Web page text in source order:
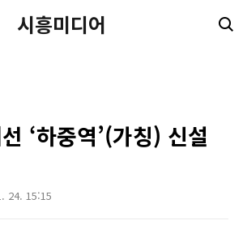
시흥미디어
‘하중역’(가칭) 신설
24. 15:15